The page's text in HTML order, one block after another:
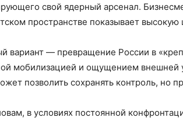
свой ядерный арсенал.
пространстве показывает
вариант — превращение России в
мобилизацией и ощущением внешней
позволить сохранять контроль, но
в условиях постоянной